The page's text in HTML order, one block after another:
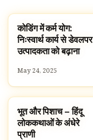
SPIRITUALITY
कोडिंग में कर्म योग:
निःस्वार्थ कार्य से डेवलपर
उत्पादकता को बढ़ाना
May 24, 2025
HINDUISM
भूत और पिशाच – हिंदू
लोककथाओं के अंधेरे
प्राणी